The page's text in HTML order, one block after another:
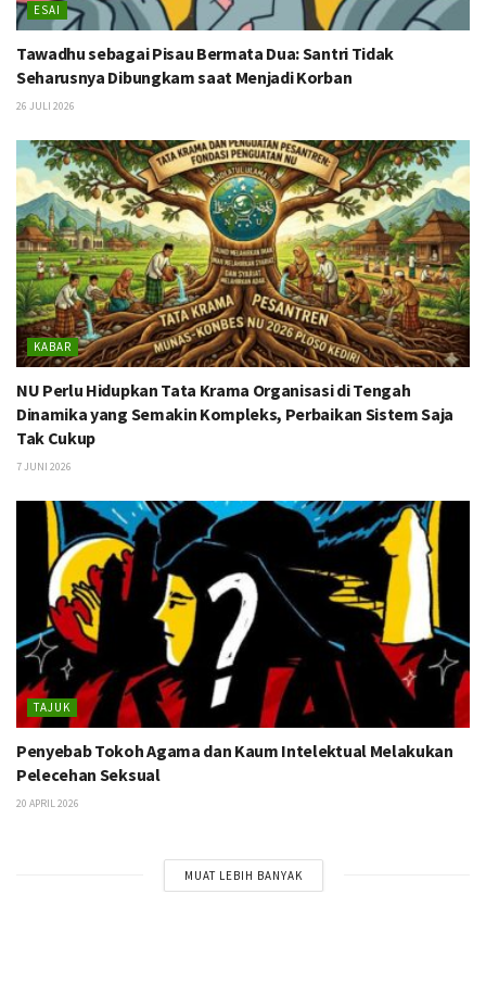
ESAI
Tawadhu sebagai Pisau Bermata Dua: Santri Tidak
Seharusnya Dibungkam saat Menjadi Korban
26 JULI 2026
KABAR
NU Perlu Hidupkan Tata Krama Organisasi di Tengah
Dinamika yang Semakin Kompleks, Perbaikan Sistem Saja
Tak Cukup
7 JUNI 2026
TAJUK
Penyebab Tokoh Agama dan Kaum Intelektual Melakukan
Pelecehan Seksual
20 APRIL 2026
MUAT LEBIH BANYAK